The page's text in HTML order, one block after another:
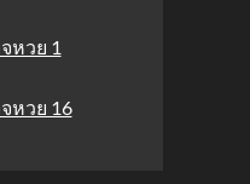
หวย 1
หวย 16